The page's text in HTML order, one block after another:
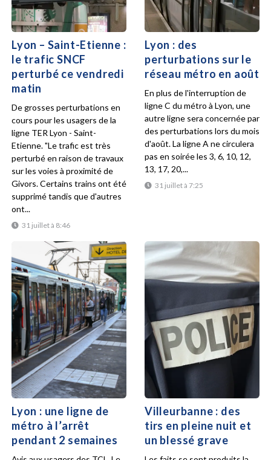
Lyon – Saint-Etienne :
le trafic SNCF
perturbé ce vendredi
matin
31 juillet à 8:46
De grosses perturbations en
cours pour les usagers de la
ligne TER Lyon - Saint-
Etienne. "Le trafic est très
perturbé en raison de travaux
sur les voies à proximité de
Givors. Certains trains ont été
supprimé tandis que d'autres
ont...
Lyon : des
perturbations sur le
réseau métro en août
31 juillet à 7:25
En plus de l'interruption de
ligne C du métro à Lyon, une
autre ligne sera concernée par
des perturbations lors du mois
d'août. La ligne A ne circulera
pas en soirée les 3, 6, 10, 12,
13, 17, 20,...
Lyon : une ligne de
métro à l’arrêt
pendant 2 semaines
Villeurbanne : des
tirs en pleine nuit et
un blessé grave